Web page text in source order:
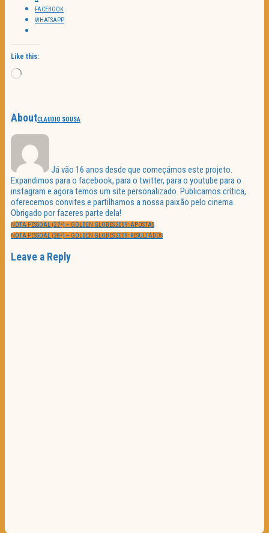
FACEBOOK
WHATSAPP
Like this:
Loading…
AboutCLAUDIO SOUSA
Já vão 16 anos desde que começámos este projeto.
Expandimos para o facebook, para o twitter, para o youtube para o
instagram e agora temos um site personalizado. Publicamos crítica,
oferecemos convites e partilhamos a nossa paixão pelo cinema.
Obrigado por fazeres parte dela!
Navegação
de
artigos
PREVIOUS
POST:
NOTA PESSOAL (27ª) – GOLDEN GLOBES 2009: APOSTAS
NEXT
POST:
NOTA PESSOAL (28ª) – GOLDEN GLOBES 2009: RESULTADOS
Leave a Reply